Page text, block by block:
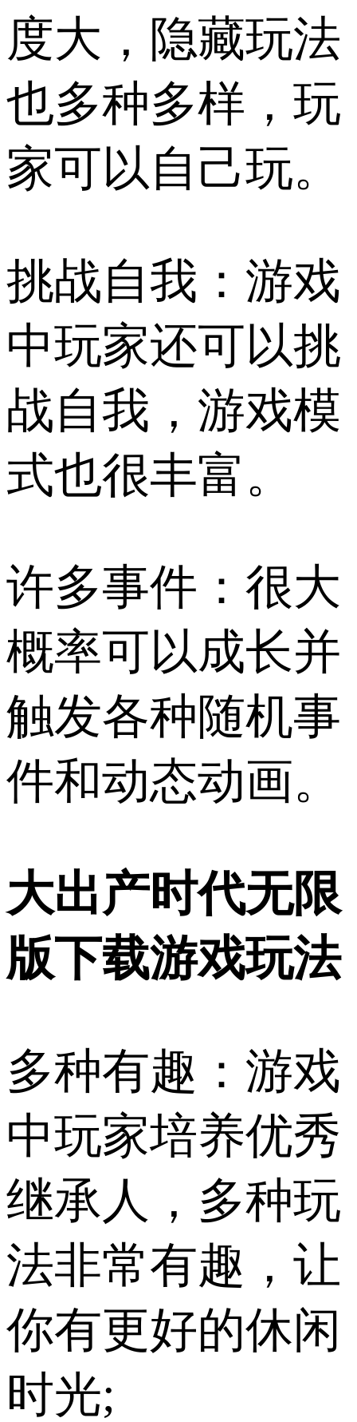
度大，隐藏玩法
也多种多样，玩
家可以自己玩。
挑战自我：游戏
中玩家还可以挑
战自我，游戏模
式也很丰富。
许多事件：很大
概率可以成长并
触发各种随机事
件和动态动画。
大出产时代无限
版下载游戏玩法
多种有趣：游戏
中玩家培养优秀
继承人，多种玩
法非常有趣，让
你有更好的休闲
时光;